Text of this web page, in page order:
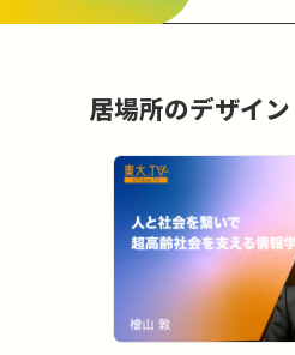
居場所のデザイン